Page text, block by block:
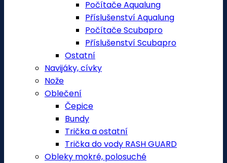
Počítače Aqualung
Příslušenství Aqualung
Počítače Scubapro
Příslušenství Scubapro
Ostatní
Navijáky, cívky
Nože
Oblečení
Čepice
Bundy
Trička a ostatní
Trička do vody RASH GUARD
Obleky mokré, polosuché